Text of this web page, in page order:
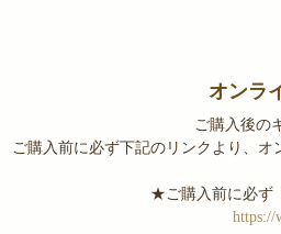
オンラ
ご購入後の
ご購入前に必ず下記のリンクより、
★ご購入前に必ず
https://